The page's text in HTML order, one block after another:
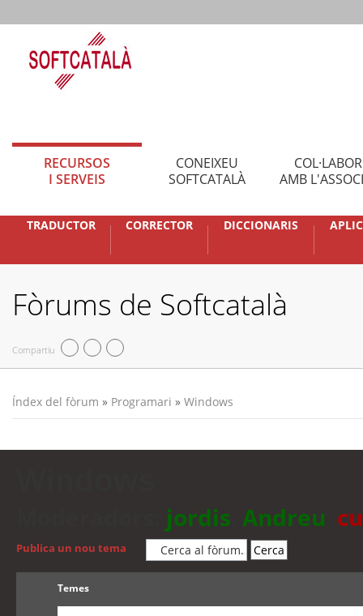
RECURSOS
I SERVEIS
CONEIXEU
SOFTCATALÀ
AMB
TRADUCTOR CORRECTOR DICCIONARIS
Fòrums de Softcatalà
Compartiu
Índex del fòrum » Programari » Windows
jordis Andreu
Publica un nou tema
Temes